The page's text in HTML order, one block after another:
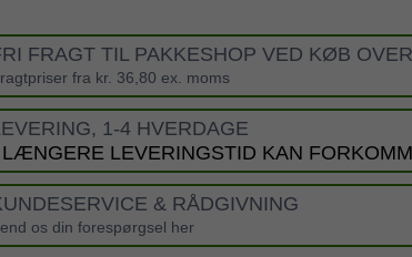
FRAGT TIL PAKKESHOP VED KØB
fra kr. 36,80 ex. moms
1-4 HVERDAGE
LEVERINGSTID KAN
& RÅDGIVNING
os din forespørgsel her